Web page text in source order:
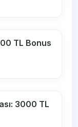
TL Bonus
3000 TL